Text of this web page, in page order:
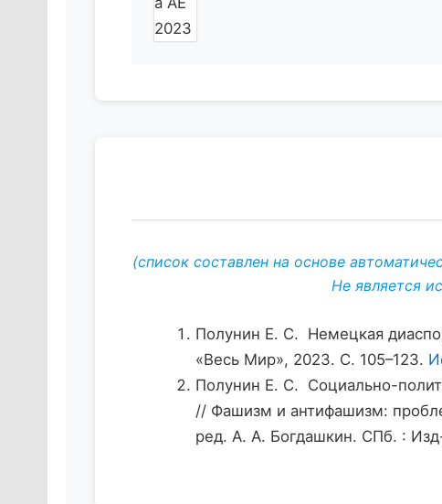
(список составлен на основе
Не является
Полунин Е. С. Немецкая
«Весь Мир», 2023. С. 105–123.
Полунин Е. С. Социально-
// Фашизм и антифашизм:
ред. А. А. Богдашкин. СПб. :